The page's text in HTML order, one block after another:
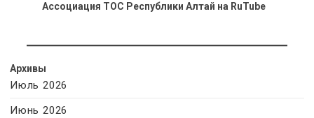
Ассоциация ТОС Республики Алтай на RuTube
Архивы
Июль 2026
Июнь 2026